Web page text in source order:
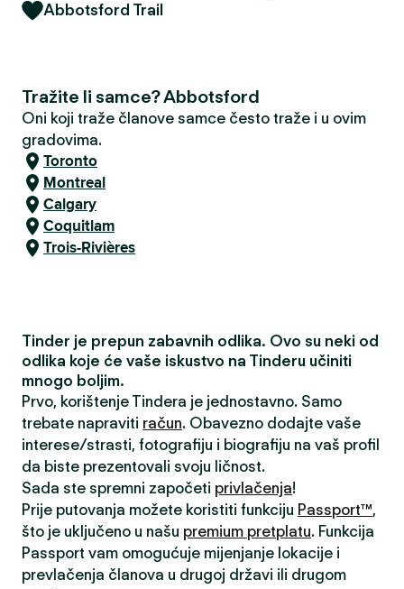
Abbotsford Trail
Tražite li samce? Abbotsford
Oni koji traže članove samce često traže i u ovim
gradovima.
Toronto
Montreal
Calgary
Coquitlam
Trois-Rivières
Tinder je prepun zabavnih odlika. Ovo su neki od
odlika koje će vaše iskustvo na Tinderu učiniti
mnogo boljim.
Prvo, korištenje Tindera je jednostavno. Samo
trebate napraviti račun. Obavezno dodajte vaše
interese/strasti, fotografiju i biografiju na vaš profil
da biste prezentovali svoju ličnost.
Sada ste spremni započeti privlačenja!
Prije putovanja možete koristiti funkciju Passport™,
što je uključeno u našu premium pretplatu. Funkcija
Passport vam omogućuje mijenjanje lokacije i
prevlačenja članova u drugoj državi ili drugom